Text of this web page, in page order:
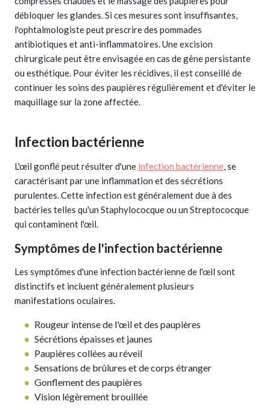
débloquer les glandes. Si ces mesures sont insuffisantes,
l'ophtalmologiste peut prescrire des pommades
antibiotiques et anti-inflammatoires. Une excision
chirurgicale peut être envisagée en cas de gêne persistante
ou esthétique. Pour éviter les récidives, il est conseillé de
continuer les soins des paupières régulièrement et d'éviter le
maquillage sur la zone affectée.
Infection bactérienne
L'œil gonflé peut résulter d'une infection bactérienne, se
caractérisant par une inflammation et des sécrétions
purulentes. Cette infection est généralement due à des
bactéries telles qu'un Staphylococque ou un Streptococque
qui contaminent l'œil.
Symptômes de l'infection bactérienne
Les symptômes d'une infection bactérienne de l'œil sont
distinctifs et incluent généralement plusieurs
manifestations oculaires.
Rougeur intense de l'œil et des paupières
Sécrétions épaisses et jaunes
Paupières collées au réveil
Sensations de brûlures et de corps étranger
Gonflement des paupières
Vision légèrement brouillée